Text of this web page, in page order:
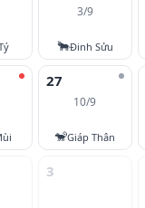
3/9
🐂Đinh Sửu
27
10/9
🐒Giáp Thân
3